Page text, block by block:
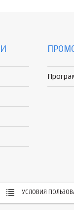
УСЛОВИЯ